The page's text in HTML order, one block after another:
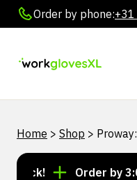
Order by phone:
Home > Shop >
Order by 3:00